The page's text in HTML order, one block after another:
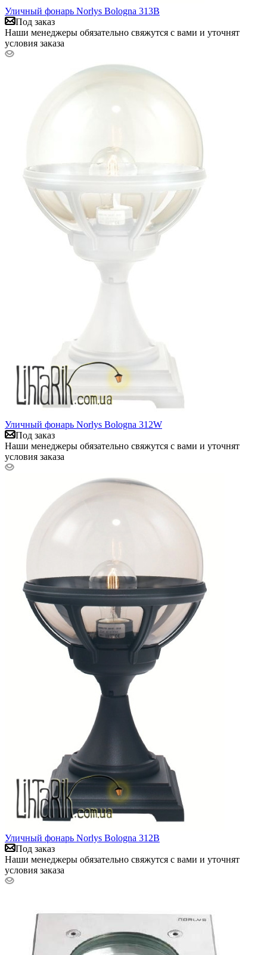
Уличный фонарь Norlys Bologna 313B
Под заказ
Наши менеджеры обязательно свяжутся с вами и уточнят
условия заказа
Уличный фонарь Norlys Bologna 312W
Под заказ
Наши менеджеры обязательно свяжутся с вами и уточнят
условия заказа
Уличный фонарь Norlys Bologna 312B
Под заказ
Наши менеджеры обязательно свяжутся с вами и уточнят
условия заказа